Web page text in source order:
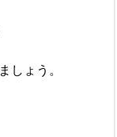
しょう。